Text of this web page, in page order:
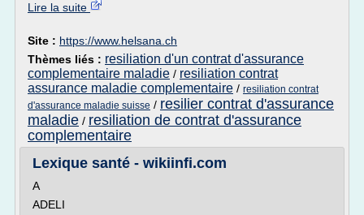
Lire la suite
Site : https://www.helsana.ch
Thèmes liés : resiliation d'un contrat d'assurance
complementaire maladie / resiliation contrat
assurance maladie complementaire / resiliation contrat
d'assurance maladie suisse / resilier contrat d'assurance
maladie / resiliation de contrat d'assurance
complementaire
Lexique santé - wikiinfi.com
A
ADELI